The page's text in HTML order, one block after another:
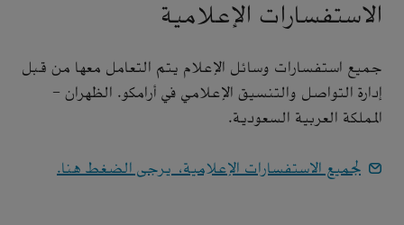
الاستفسارات الإعلامية
جميع استفسارات وسائل الإعلام يتم التعامل معها من قبل
إدارة التواصل والتنسيق الإعلامي في أرامكو. الظهران -
المملكة العربية السعودية.
لجميع الاستفسارات الإعلامية، يرجى الضغط هنا.